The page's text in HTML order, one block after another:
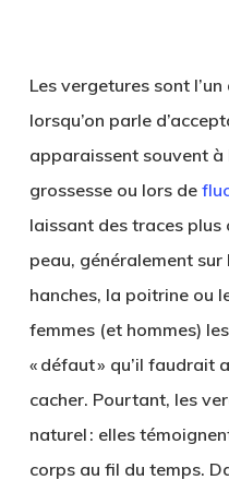
Les vergetures sont
lorsqu’on parle
apparaissent souvent à
grossesse ou lors de
laissant des traces plus
peau, généralement sur
hanches, la poitrine ou
femmes (et hommes)
« défaut » qu’il faudrait
cacher. Pourtant, les
naturel : elles
corps au fil du temps.